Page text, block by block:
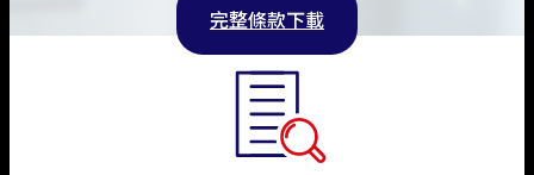
完整條款下載